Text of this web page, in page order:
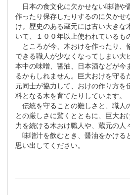
日本の食文化に欠かせない味噌や
作ったり保存したりするのに欠かせ
け。歴史のある蔵元には古い大きな
いて、１００年以上使われているも
ところが今、木おけを作ったり、
できる職人が少なくなってしまい大
本中の味噌、醤油、日本酒などが今
るかもしれません。巨大おけを守る
元同士が協力して、おけの作り方を
料となる木を育てたりしています。
伝統を守ることの難しさと、職人
との厳しさに驚くとともに、巨大お
力を続ける木おけ職人や、蔵元の人
味噌汁を飲むとき、醤油をかける
思い出してください。